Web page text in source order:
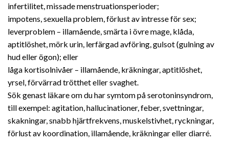
infertilitet, missade menstruationsperioder;
impotens, sexuella problem, förlust av intresse för sex;
leverproblem – illamående, smärta i övre mage, klåda,
aptitlöshet, mörk urin, lerfärgad avföring, gulsot (gulning av
hud eller ögon); eller
låga kortisolnivåer – illamående, kräkningar, aptitlöshet,
yrsel, förvärrad trötthet eller svaghet.
Sök genast läkare om du har symtom på serotoninsyndrom,
till exempel: agitation, hallucinationer, feber, svettningar,
skakningar, snabb hjärtfrekvens, muskelstivhet, ryckningar,
förlust av koordination, illamående, kräkningar eller diarré.